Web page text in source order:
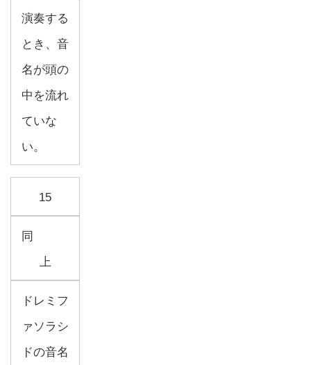
演奏する
とき、音
名が頭の
中を流れ
ていな
い。
15
同
上
ドレミフ
ァソラシ
ドの音名